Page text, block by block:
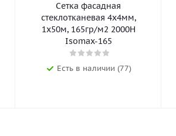
Сетка фасадная
стеклотканевая 4х4мм,
1х50м, 165гр/м2 2000Н
Isomax-165
Есть в наличии (77)